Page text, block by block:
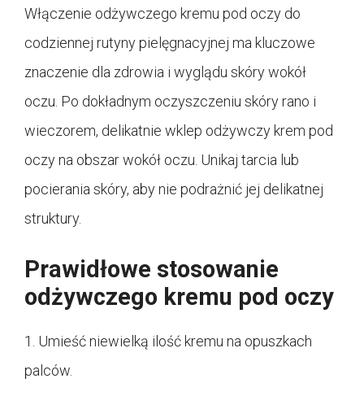
Włączenie odżywczego kremu pod oczy do
codziennej rutyny pielęgnacyjnej ma kluczowe
znaczenie dla zdrowia i wyglądu skóry wokół
oczu. Po dokładnym oczyszczeniu skóry rano i
wieczorem, delikatnie wklep odżywczy krem pod
oczy na obszar wokół oczu. Unikaj tarcia lub
pocierania skóry, aby nie podrażnić jej delikatnej
struktury.
Prawidłowe stosowanie
odżywczego kremu pod oczy
1. Umieść niewielką ilość kremu na opuszkach
palców.